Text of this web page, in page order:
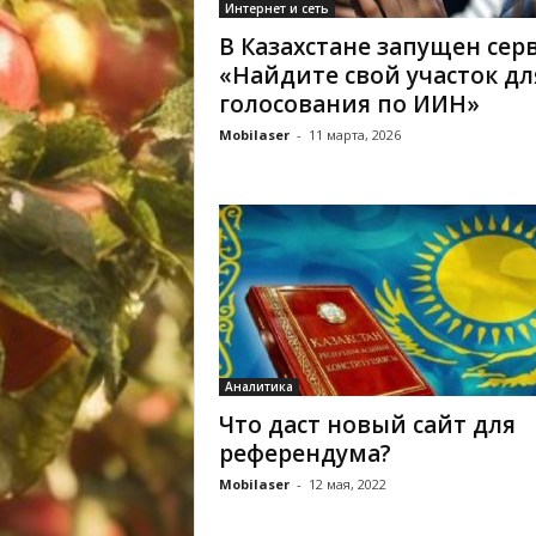
Интернет и сеть
В Казахстане запущен
«Найдите свой участок
голосования по ИИН»
Mobilaser - 11 марта, 2026
Аналитика
Что даст новый сайт для
референдума?
Mobilaser - 12 мая, 2022